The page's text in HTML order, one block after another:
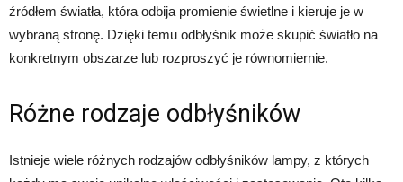
źródłem światła, która odbija promienie świetlne i kieruje je w
wybraną stronę. Dzięki temu odbłyśnik może skupić światło na
konkretnym obszarze lub rozproszyć je równomiernie.
Różne rodzaje odbłyśników
Istnieje wiele różnych rodzajów odbłyśników lampy, z których